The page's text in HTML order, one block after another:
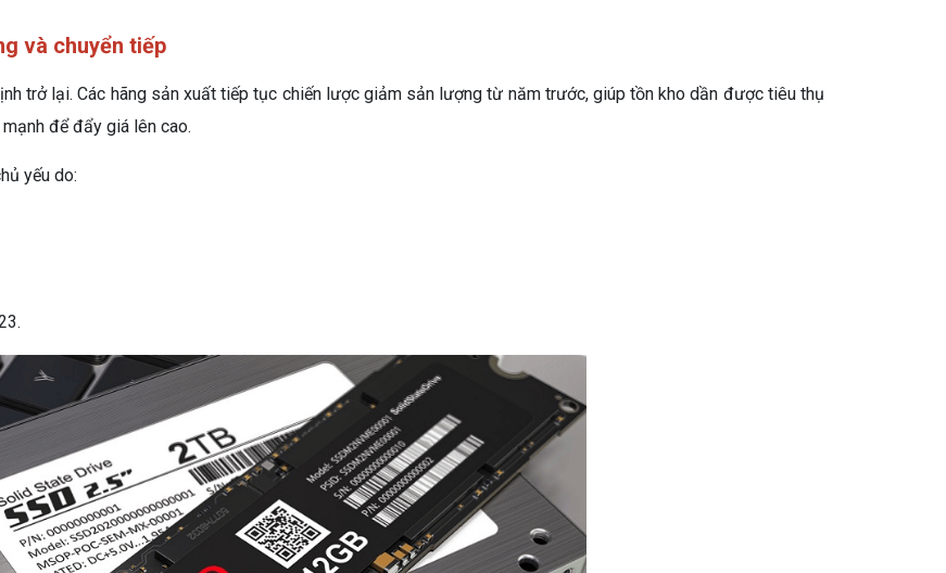
và chuyển tiếp
trở lại. Các hãng sản xuất tiếp tục chiến lược giảm sản lượng từ năm trước, giúp tồn kho dần được tiêu thụ
để đẩy giá lên cao.
yếu do: